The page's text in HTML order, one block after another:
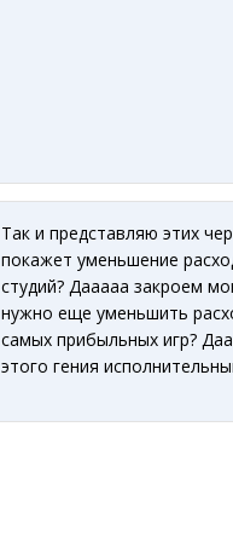
Так и представляю этих
покажет уменьшение
студий? Дааааа закроем
нужно еще уменьшить
самых прибыльных игр?
этого гения